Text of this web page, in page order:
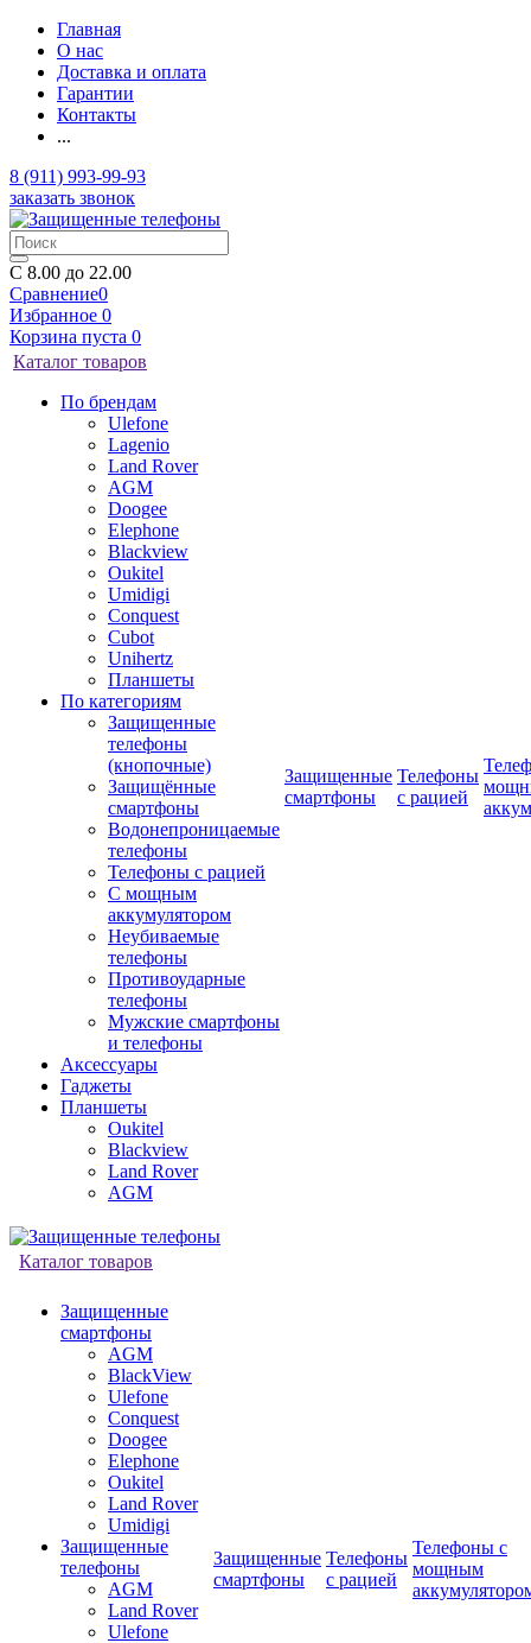
Главная
О нас
Доставка и оплата
Гарантии
Контакты
...
8 (911) 993-99-93
заказать звонок
C 8.00 до 22.00
Сравнение0
Избранное 0
Корзина пуста 0
Каталог товаров
По брендам
Ulefone
Lagenio
Land Rover
AGM
Doogee
Elephone
Blackview
Oukitel
Umidigi
Conquest
Cubot
Unihertz
Планшеты
По категориям
Защищенные
телефоны
(кнопочные)
Защищённые
смартфоны
Водонепроницаемые
телефоны
Телефоны с рацией
С мощным
аккумулятором
Неубиваемые
телефоны
Противоударные
телефоны
Мужские смартфоны
и телефоны
Аксессуары
Гаджеты
Планшеты
Oukitel
Blackview
Land Rover
AGM
Защищенные
смартфоны
Телефоны
с рацией
Каталог товаров
Защищенные
смартфоны
AGM
BlackView
Ulefone
Conquest
Doogee
Elephone
Oukitel
Land Rover
Umidigi
Защищенные
телефоны
AGM
Land Rover
Ulefone
Защищенные
смартфоны
Телефоны
с рацией
Телефоны с
мощным